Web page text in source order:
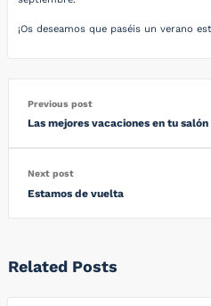
¡Os deseamos que paséis un verano
Previous post
Las mejores vacaciones en tu salón
Next post
Estamos de vuelta
Related Posts